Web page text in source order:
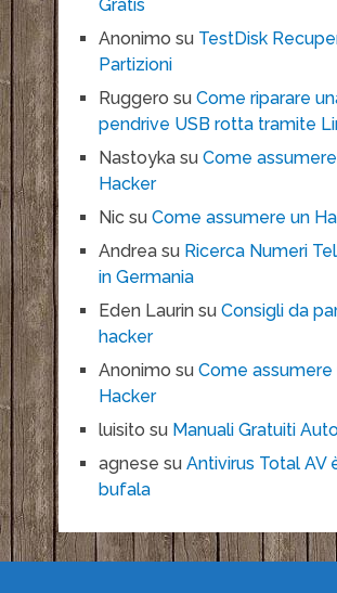
Gratis
Anonimo su TestDisk
Partizioni
Ruggero su Come riparare
pendrive USB rotta tramite
Nastoykasu Come
Hacker
Nicsu Come assumere un
Andreasu Ricerca Numeri
in Germania
Eden Laurinsu Consigli da
hacker
Anonimo su Come assumere
Hacker
luisito su Manuali Gratuiti
agnese su Antivirus Total AV
bufala